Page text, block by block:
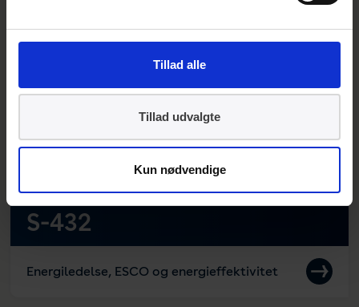
Tillad alle
Tillad udvalgte
Kun nødvendige
Næste møde:
S-432
Energiledelse, ESCO og energieffektivitet